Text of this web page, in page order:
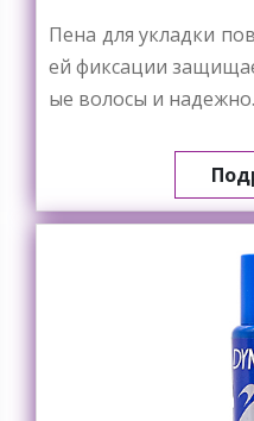
Пена для укладки
ей фиксации
ые волосы и